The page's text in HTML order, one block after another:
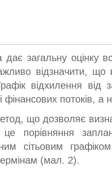
дає загальну оцінку
відзначити,
відхилення від
фінансових потоків, а
що дозволяє
порівняння
сітьовим
(мал. 2).